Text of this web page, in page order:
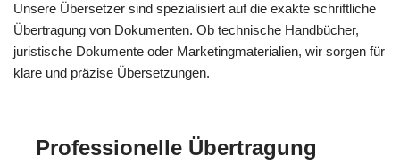
Unsere Übersetzer sind spezialisiert auf die exakte schriftliche
Übertragung von Dokumenten. Ob technische Handbücher,
juristische Dokumente oder Marketingmaterialien, wir sorgen für
klare und präzise Übersetzungen.
Professionelle Übertragung